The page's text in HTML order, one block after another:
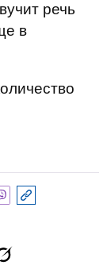
речь
в